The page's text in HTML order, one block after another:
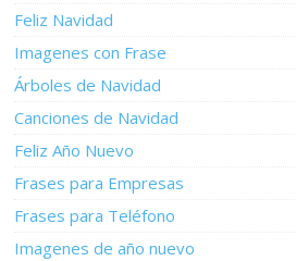
Feliz Navidad
Imagenes con Frase
Árboles de Navidad
Canciones de Navidad
Feliz Año Nuevo
Frases para Empresas
Frases para Teléfono
Imagenes de año nuevo